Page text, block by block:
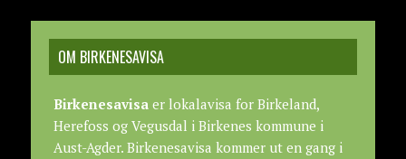
OM BIRKENESAVISA
Birkenesavisaer lokalavisa for Birkeland,
Herefoss og Vegusdal i Birkenes kommune i
Aust-Agder. Birkenesavisa kommer ut en gang i